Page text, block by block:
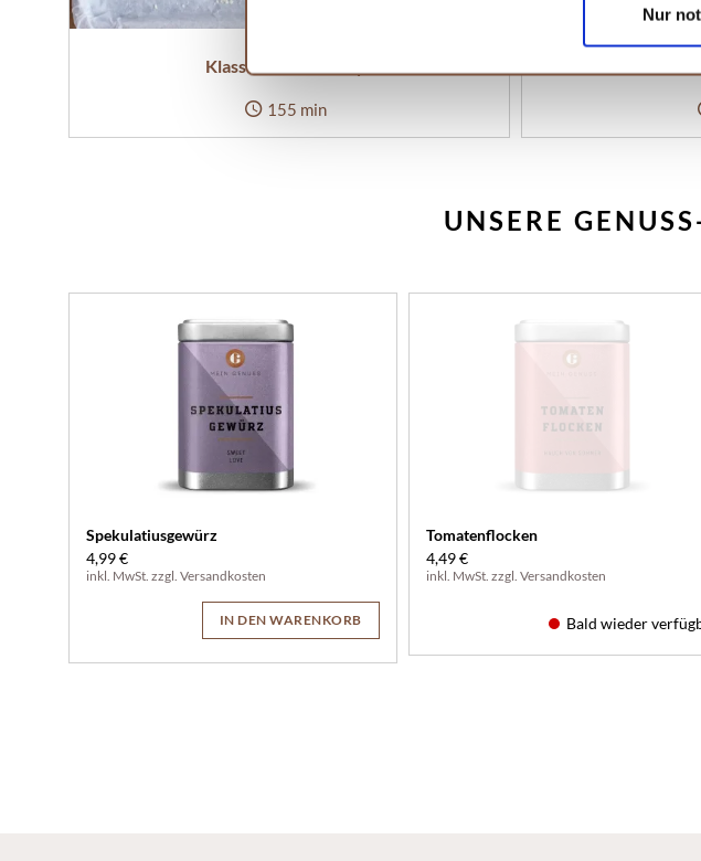
Nur
Klassischer Hefezopf
155 min
UNSERE
Spekulatiusgewürz
4,99 €
inkl. MwSt. zzgl. Versandkosten
IN DEN WARENKORB
Tomatenflocken
4,49 €
inkl. MwSt. zzgl. Versandkosten
Bald wieder